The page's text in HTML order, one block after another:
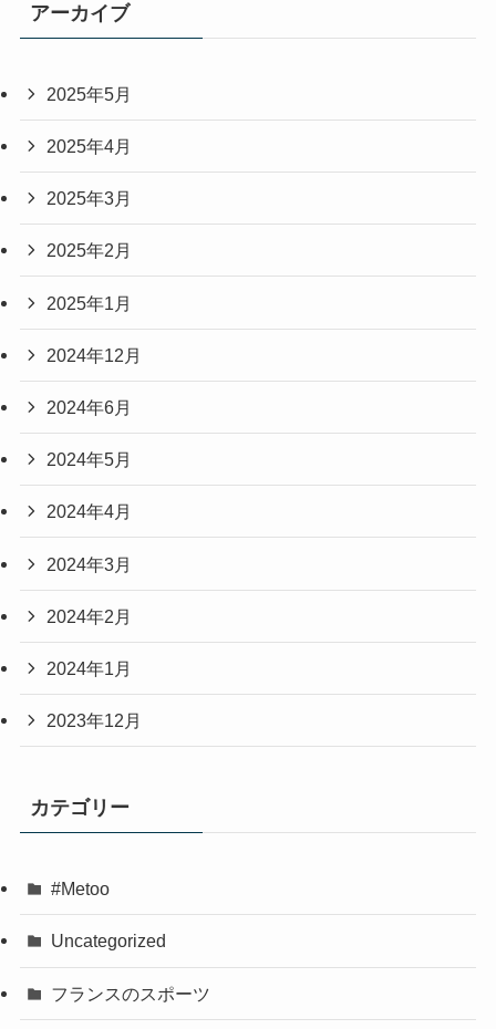
アーカイブ
2025年5月
2025年4月
2025年3月
2025年2月
2025年1月
2024年12月
2024年6月
2024年5月
2024年4月
2024年3月
2024年2月
2024年1月
2023年12月
カテゴリー
#Metoo
Uncategorized
フランスのスポーツ